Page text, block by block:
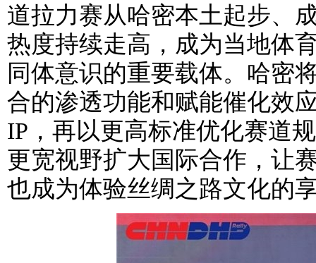
道拉力赛从哈密本土起步、
热度持续走高，成为当地体
同体意识的重要载体。哈密
合的渗透功能和赋能催化效
IP，再以更高标准优化赛道
更宽视野扩大国际合作，让
也成为体验丝绸之路文化的